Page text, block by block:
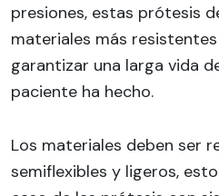
presiones, estas prótesis
materiales más
garantizar una larga vida
paciente ha hecho.
Los materiales deben ser
semiflexibles y ligeros,